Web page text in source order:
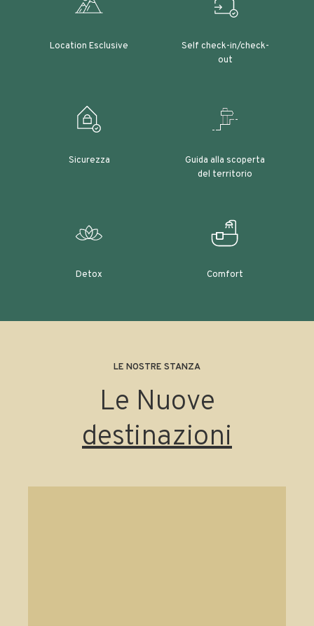
Location Esclusive
Self check-in/check-
out
Sicurezza
Guida alla scoperta
del territorio
Detox Comfort
LE NOSTRE STANZA
Le Nuove
destinazioni